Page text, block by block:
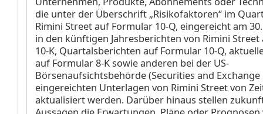
die unter der Überschrift „Risikofaktoren“ im
Rimini Street auf Formular 10-Q, eingereicht am
in den künftigen Jahresberichten von Rimini
10-K, Quartalsberichten auf Formular 10-Q,
auf Formular 8-K sowie anderen bei der US-
Börsenaufsichtsbehörde (Securities and
eingereichten Unterlagen von Rimini Street von
aktualisiert werden. Darüber hinaus stellen